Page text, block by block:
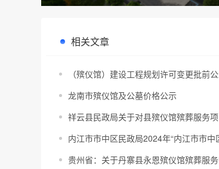
相关文章
（殡仪馆）建设工程规划许可变更批前
龙南市殡仪馆及公墓价格公示
祥云县民政局关于对县殡仪馆殡葬服务
内江市市中区民政局2024年“内江市市
贵州省：关于丹寨县永恩殡仪馆殡葬服